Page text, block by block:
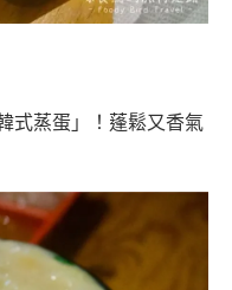
式蒸蛋」！蓬鬆又香氣